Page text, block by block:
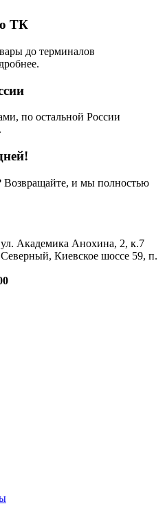
ТК
до терминалов
по остальной России
Возвращайте, и мы полностью
Академика Анохина, 2, к.7
Киевское шоссе 59, п.